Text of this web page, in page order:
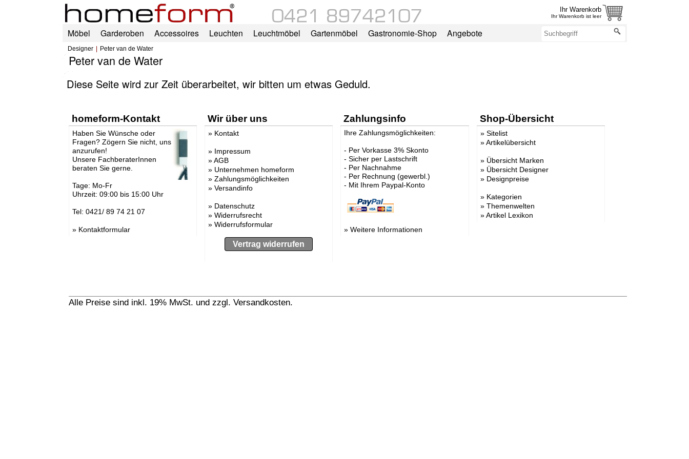
Ihr Warenkorb
Ihr Warenkorb ist leer
Möbel Garderoben Accessoires Leuchten Leuchtmöbel Gartenmöbel Gastronomie-Shop Angebote
Designer Peter van de Water
Peter van de Water
Diese Seite wird zur Zeit überarbeitet, wir bitten um etwas Geduld.
homeform-Kontakt
Haben Sie Wünsche oder
Fragen? Zögern Sie nicht, uns
anzurufen!
Unsere FachberaterInnen
beraten Sie gerne.
Tage: Mo-Fr
Uhrzeit: 09:00 bis 15:00 Uhr
Tel: 0421/ 89 74 21 07
» Kontaktformular
Wir über uns
» Kontakt
» Impressum
»AGB
» Unternehmen homeform
» Zahlungsmöglichkeiten
» Versandinfo
» Datenschutz
» Widerrufsrecht
» Widerrufsformular
Vertrag widerrufen
Zahlungsinfo
Ihre Zahlungsmöglichkeiten:
- Per Vorkasse 3% Skonto
- Sicher per Lastschrift
- Per Nachnahme
- Per Rechnung (gewerbl.)
- Mit Ihrem Paypal-Konto
»Weitere Informationen
Shop-Übersicht
» Sitelist
»Artikelübersicht
» Übersicht Marken
» Übersicht Designer
» Designpreise
» Kategorien
» Themenwelten
»Artikel Lexikon
Alle Preise sind inkl. 19% MwSt. und zzgl. Versandkosten.